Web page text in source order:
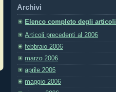
Archivi
Elenco completo degli articoli
Articoli precedenti al 2006
febbraio 2006
marzo 2006
aprile 2006
maggio 2006